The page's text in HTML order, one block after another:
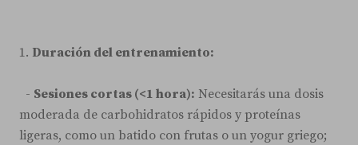
1. Duración del entrenamiento:
- Sesiones cortas (<1 hora): Necesitarás una dosis
moderada de carbohidratos rápidos y proteínas
ligeras, como un batido con frutas o un yogur griego;